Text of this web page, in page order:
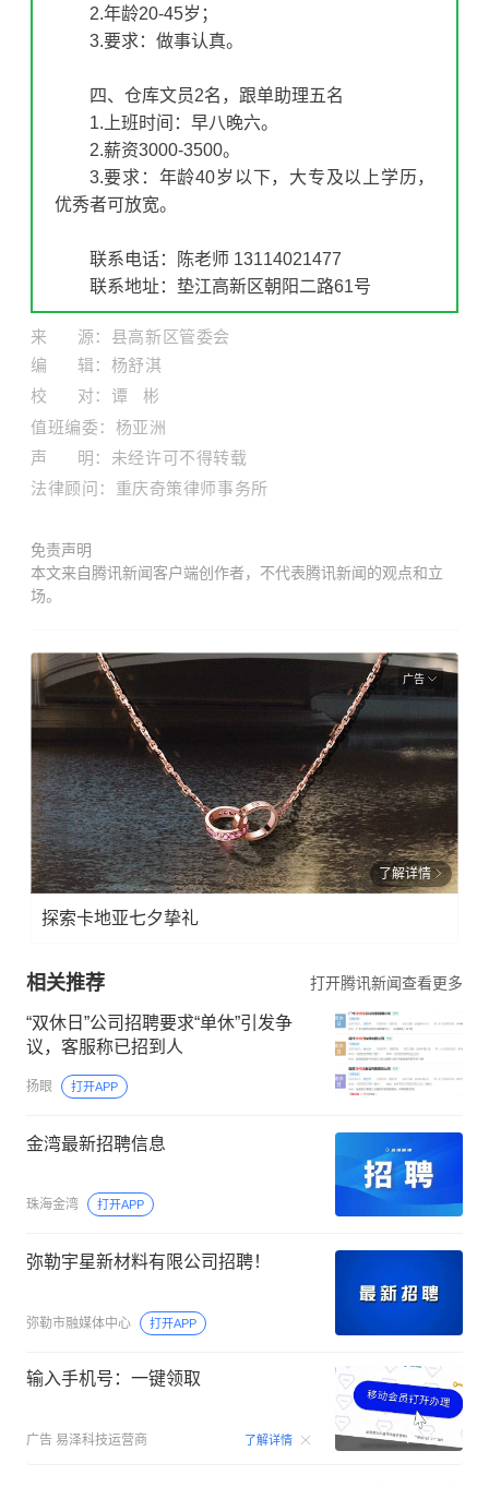
2.年龄20-45岁；
3.要求：做事认真。
四、仓库文员2名，跟单助理五名
1.上班时间：早八晚六。
2.薪资3000-3500。
3.要求：年龄40岁以下，大专及以上学历，
优秀者可放宽。
联系电话：陈老师 13114021477
联系地址：垫江高新区朝阳二路61号
来 源：县高新区管委会
编 辑：杨舒淇
校 对：谭 彬
值班编委：杨亚洲
声 明：未经许可不得转载
法律顾问：重庆奇策律师事务所
免责声明
本文来自腾讯新闻客户端创作者，不代表腾讯新闻的观点和立
场。
广告
了解详情
探索卡地亚七夕挚礼
相关推荐 打开腾讯新闻查看更多
“双休日”公司招聘要求“单休”引发争
议，客服称已招到人
扬眼 打开APP
金湾最新招聘信息
珠海金湾 打开APP
弥勒宇星新材料有限公司招聘！
弥勒市融媒体中心 打开APP
输入手机号：一键领取
广告 易泽科技运营商 了解详情 00:15